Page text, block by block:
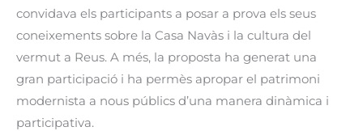
convidava els participants a posar a prova els seus
coneixements sobre la Casa Navàs i la cultura del
vermut a Reus. A més, la proposta ha generat una
gran participació i ha permès apropar el patrimoni
modernista a nous públics d’una manera dinàmica i
participativa.